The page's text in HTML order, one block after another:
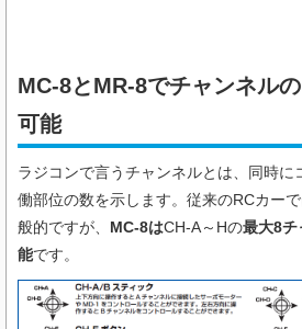
MC-8とMR-8でチャンネル
可能
ラジコンで言うチャンネルとは、同時に
働部位の数を示します。従来のRCカー
般的ですが、 MC-8はCH-A～Hの最大8チ
能です。